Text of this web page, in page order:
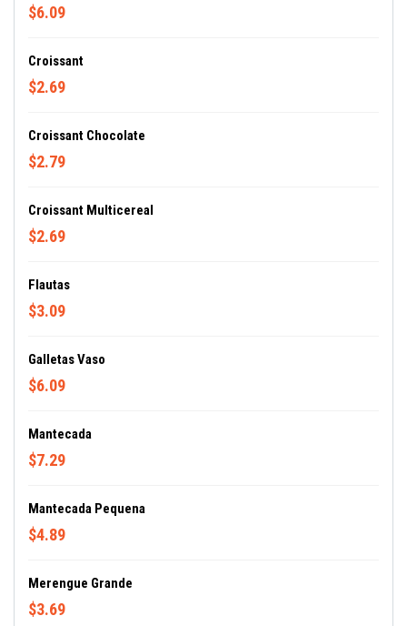
$6.09
Croissant
$2.69
Croissant Chocolate
$2.79
Croissant Multicereal
$2.69
Flautas
$3.09
Galletas Vaso
$6.09
Mantecada
$7.29
Mantecada Pequena
$4.89
Merengue Grande
$3.69